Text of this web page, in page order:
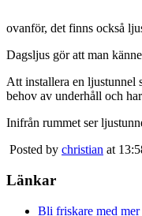
ovanför, det finns också
Dagsljus gör att man
Att installera en ljustunnel
behov av underhåll och
Inifrån rummet ser
Posted by christian at
Länkar
Bli friskare med